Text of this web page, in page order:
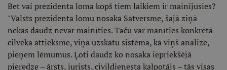
Bet vai prezidenta loma kopš tiem laikiem ir mainījusies?
"Valsts prezidenta lomu nosaka Satversme, šajā ziņā
nekas daudz nevar mainīties. Taču var manīties konkrētā
cilvēka attieksme, viņa uzskatu sistēma, kā viņš analizē,
pieņem lēmumus. Ļoti daudz ko nosaka iepriekšējā
pieredze – ārsts, jurists, civildienesta kalpotājs – tās visas